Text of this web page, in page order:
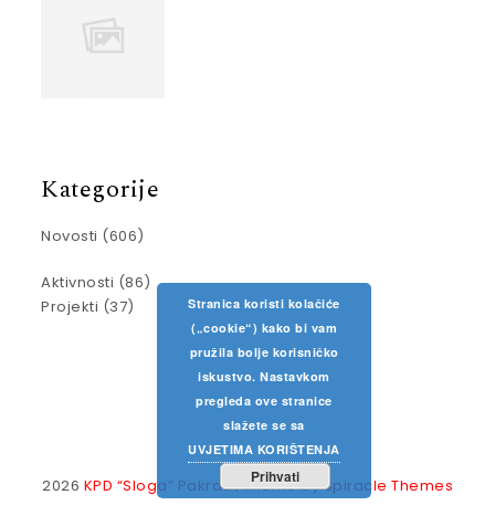
Kategorije
Novosti (606)
Aktivnosti (86)
Projekti (37)
2026 KPD “Sloga” Pakrac| Theme bySpiracle Themes
Stranica koristi kolačiće
(„cookie“) kako bi vam
pružila bolje korisničko
iskustvo. Nastavkom
pregleda ove stranice
slažete se sa
UVJETIMA KORIŠTENJA
Prihvati